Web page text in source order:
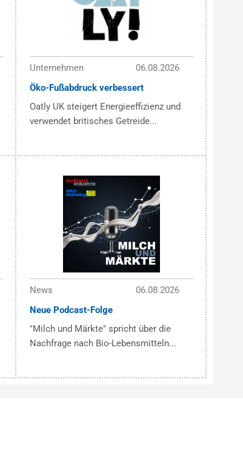
Unternehmen
06.08.2026
Öko-Fußabdruck verbessert
Oatly UK steigert Energieeffizienz und
verwendet britisches Getreide...
News
06.08.2026
Neue Podcast-Folge
"Milch und Märkte" spricht über die
Nachfrage nach Bio-Lebensmitteln...